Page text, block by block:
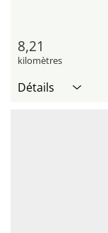
8,21
kilomètres
Détails